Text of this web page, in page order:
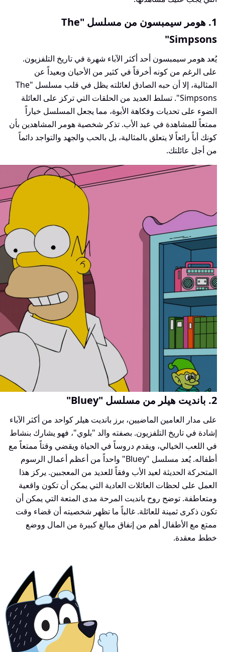
1. هومر سيمبسون من مسلسل "The
Simpsons"
يُعد هومر سيمبسون أحد أكثر الآباء شهرة في تاريخ التلفزيون.
على الرغم من كونه أخرقاً في كثير من الأحيان وبعيداً عن
المثالية، إلا أن حبه الصادق لعائلته يظل في قلب مسلسل "The
Simpsons". تسلط العديد من الحلقات التي تركز على العائلة
الضوء على تحديات وفكاهة الأبوة، مما يجعل المسلسل خياراً
ممتعاً للمشاهدة في عيد الأب. تذكر شخصية هومر المشاهدين بأن
كونك أباً رائعاً لا يتعلق بالمثالية، بل بالحب والجهد والتواجد دائماً
من أجل عائلتك.
2. بانديت هيلر من مسلسل "Bluey"
على مدار العامين الماضيين، برز بانديت هيلر كواحد من أكثر الآباء
إشادة في تاريخ التلفزيون. بصفته والد "بلوي"، فهو يشارك بنشاط
في اللعب الخيالي، ويقدم دروساً في الحياة ويقضي وقتاً ممتعاً مع
أطفاله. يُعد مسلسل "Bluey" واحداً من أعظم أعمال الرسوم
المتحركة الحديثة لعيد الأب وفقاً للعديد من المعجبين. يركز هذا
العمل على لحظات العائلات العادية التي يمكن أن تكون واقعية
ومتعاطفة. توضح روح بانديت المرحة مدى المتعة التي يمكن أن
تكون ذكرى ثمينة للعائلة. غالباً ما تظهر شخصيته أن قضاء وقت
ممتع مع الأطفال أهم من إنفاق مبالغ كبيرة من المال ووضع
خطط معقدة.